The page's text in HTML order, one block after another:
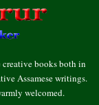
creative books both in
Assamese writings.
welcomed.